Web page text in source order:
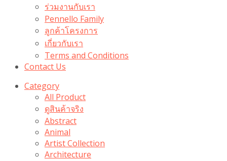
ร่วมงานกับเรา
Pennello Family
ลูกค้าโครงการ
เกี่ยวกับเรา
Terms and Conditions
Contact Us
Category
All Product
ดูสินค้าจริง
Abstract
Animal
Artist Collection
Architecture